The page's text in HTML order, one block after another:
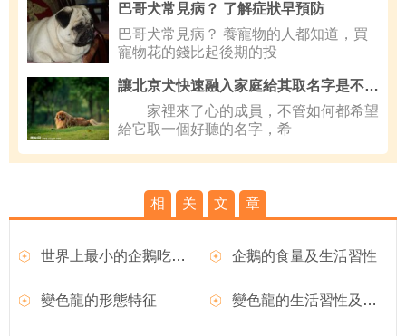
巴哥犬常見病？ 了解症狀早預防
巴哥犬常見病？ 養寵物的人都知道，買
寵物花的錢比起後期的投
讓北京犬快速融入家庭給其取名字是不錯的方法
家裡來了心的成員，不管如何都希望
給它取一個好聽的名字，希
相 关 文 章
世界上最小的企鵝吃什麼？ 企鵝的食量及生活習性
變色龍的形態特征 變色龍的生活習性及變色現象